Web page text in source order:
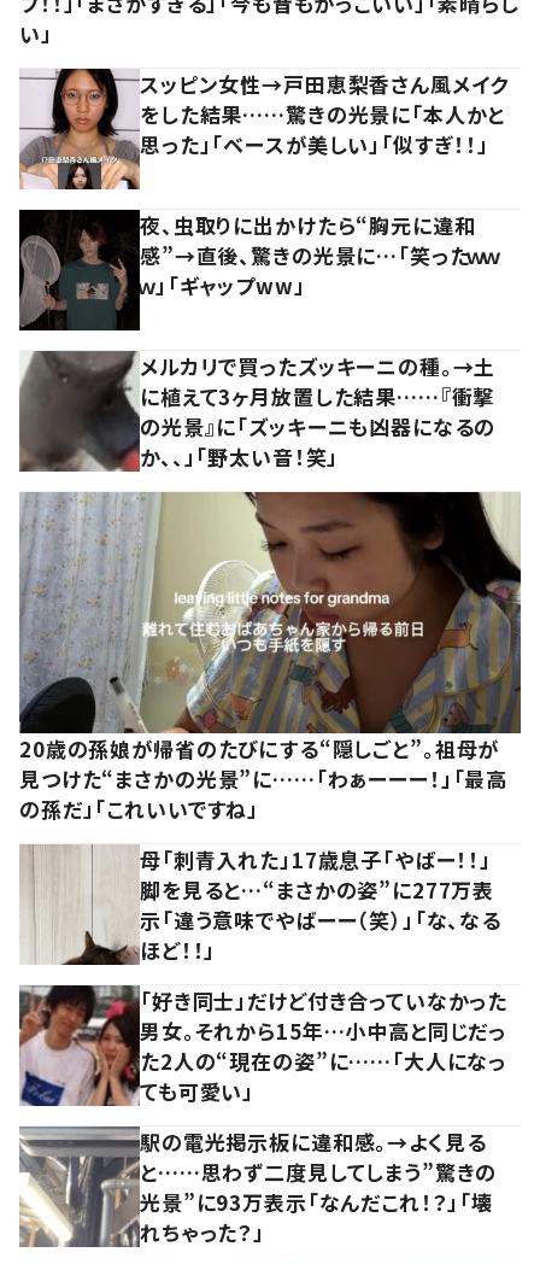
い」
スッピン女性→戸田恵梨香さん風メイク
をした結果……驚きの光景に「本人かと
思った」「ベースが美しい」「似すぎ！！」
夜、虫取りに出かけたら“胸元に違和
感”→直後、驚きの光景に…「笑ったｗｗ
ｗ」「ギャップww」
メルカリで買ったズッキーニの種。→土
に植えて3ヶ月放置した結果……『衝撃
の光景』に「ズッキーニも凶器になるの
か、、」「野太い音！笑」
20歳の孫娘が帰省のたびにする“隠しごと”。祖母が
見つけた“まさかの光景”に……「わぁーーー！」「最高
の孫だ」「これいいですね」
母「刺青入れた」17歳息子「やばー！！」
脚を見ると…“まさかの姿”に277万表
示「違う意味でやばーー（笑）」「な、なる
ほど！！」
「好き同士」だけど付き合っていなかった
男女。それから15年…小中高と同じだっ
た2人の“現在の姿”に……「大人になっ
ても可愛い」
駅の電光掲示板に違和感。→よく見る
と……思わず二度見してしまう”驚きの
光景”に93万表示「なんだこれ！？」「壊
れちゃった？」